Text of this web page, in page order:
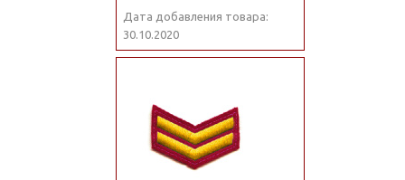
Дата добавления товара:
30.10.2020